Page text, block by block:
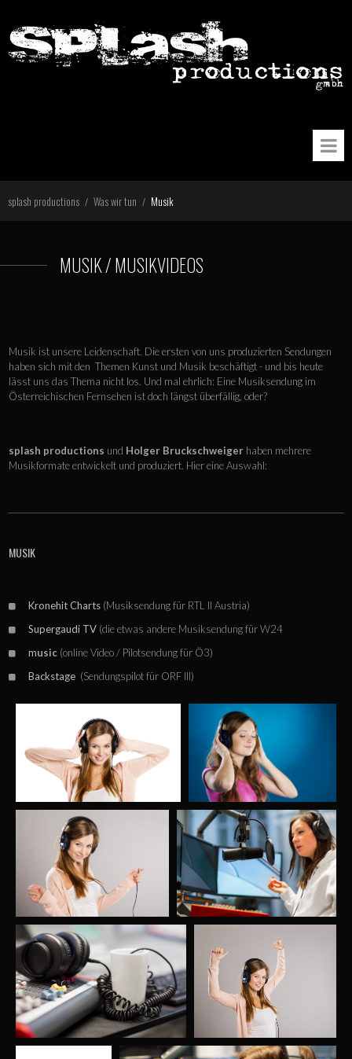
splash productions / Was wir tun / Musik
MUSIK / MUSIKVIDEOS
Musik ist unsere Leidenschaft. Die ersten von uns produzierten Sendungen
haben sich mit den Themen Kunst und Musik beschäftigt - und bis heute
lässt uns das Thema nicht los. Und mal ehrlich: Eine Musiksendung im
Österreichischen Fernsehen ist doch längst überfällig, oder?
splash productions und Holger Bruckschweiger haben mehrere
Musikformate entwickelt und produziert. Hier eine Auswahl:
MUSIK
Kronehit Charts (Musiksendung für RTL II Austria)
Supergaudi TV (die etwas andere Musiksendung für W24
music (online Video / Pilotsendung für Ö3)
Backstage (Sendungspilot für ORF III)